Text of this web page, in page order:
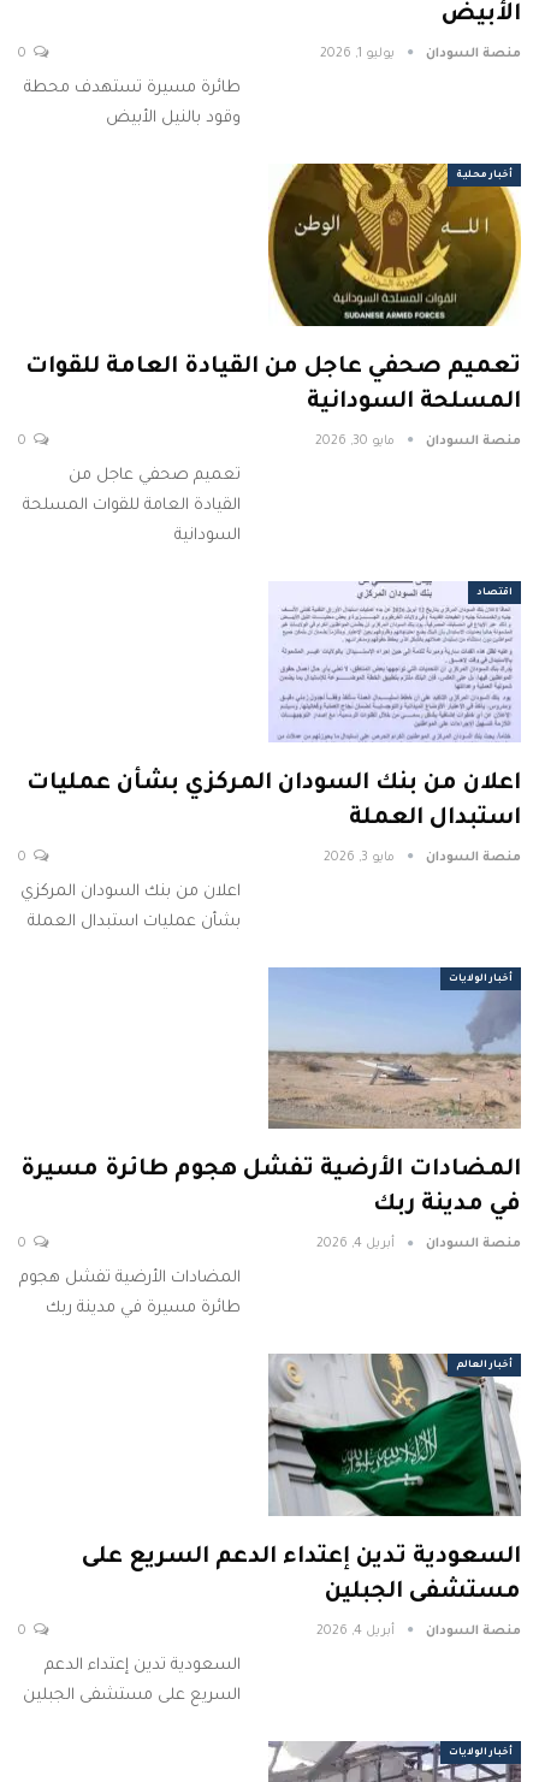
الأبيض
منصة السودان يوليو 1, 2026
طائرة مسيرة تستهدف محطة
وقود بالنيل الأبيض
أخبار محلية
تعميم صحفي عاجل من القيادة العامة للقوات
المسلحة السودانية
منصة السودان مايو 30, 2026
تعميم صحفي عاجل من
القيادة العامة للقوات المسلحة
السودانية
اقتصاد
اعلان من بنك السودان المركزي بشأن عمليات
استبدال العملة
منصة السودان مايو 3, 2026
اعلان من بنك السودان المركزي
بشأن عمليات استبدال العملة
أخبار الولايات
المضادات الأرضية تفشل هجوم طائرة مسيرة
في مدينة ربك
منصة السودان أبريل 4, 2026
المضادات الأرضية تفشل هجوم
طائرة مسيرة في مدينة ربك
أخبار العالم
السعودية تدين إعتداء الدعم السريع على
مستشفى الجبلين
منصة السودان أبريل 4, 2026
السعودية تدين إعتداء الدعم
السريع على مستشفى الجبلين
أخبار الولايات